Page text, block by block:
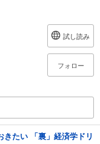
試し読み
フォロー
きたい 「裏」経済学ドリ